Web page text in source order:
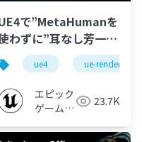
ml
で”MetaHumanを
わずに”耳なし芳一に
る10の方法【UE4
Art Dive
Online】
ue4 ue-rendering
エピック
ゲームズ
23.7K